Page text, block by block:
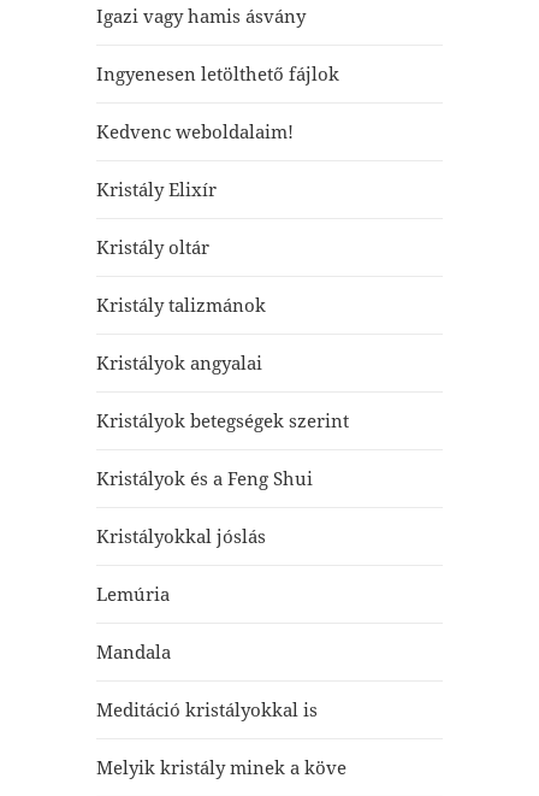
Igazi vagy hamis ásvány
Ingyenesen letölthető fájlok
Kedvenc weboldalaim!
Kristály Elixír
Kristály oltár
Kristály talizmánok
Kristályok angyalai
Kristályok betegségek szerint
Kristályok és a Feng Shui
Kristályokkal jóslás
Lemúria
Mandala
Meditáció kristályokkal is
Melyik kristály minek a köve